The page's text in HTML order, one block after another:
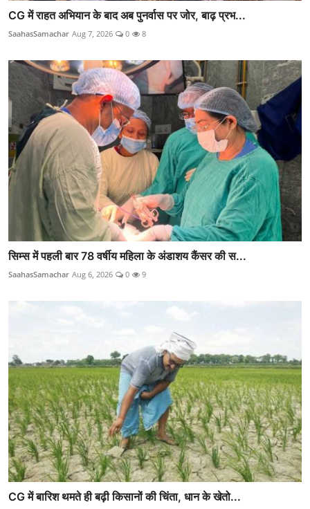
CG में राहत अभियान के बाद अब पुनर्वास पर जोर, बाढ़ प्रभ...
SaahasSamachar Aug 7, 2026 0 8
सिम्स में पहली बार 78 वर्षीय महिला के अंडाशय कैंसर की स...
SaahasSamachar Aug 6, 2026 0 9
CG में बारिश थमते ही बढ़ी किसानों की चिंता, धान के खेतो...